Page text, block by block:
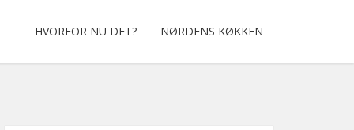
HVORFOR NU DET? NØRDENS KØKKEN